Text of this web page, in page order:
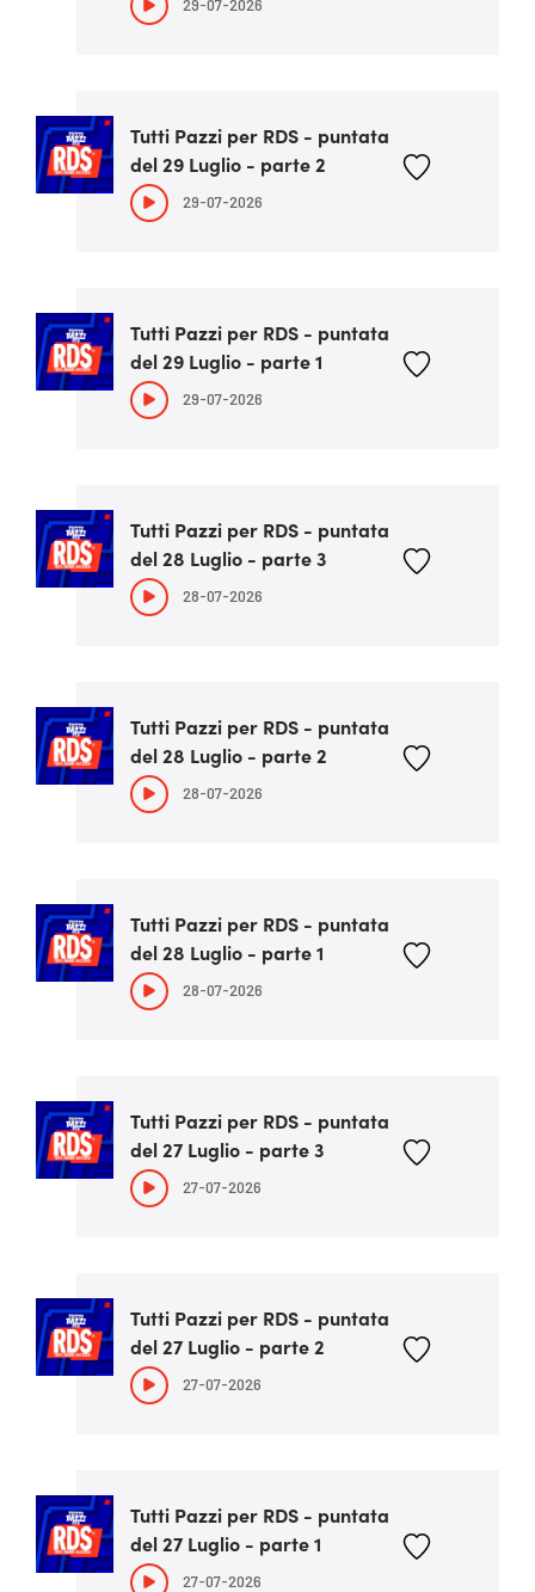
29-07-2026
Tutti Pazzi per RDS - puntata
del 29 Luglio - parte 2
29-07-2026
Tutti Pazzi per RDS - puntata
del 29 Luglio - parte 1
29-07-2026
Tutti Pazzi per RDS - puntata
del 28 Luglio - parte 3
28-07-2026
Tutti Pazzi per RDS - puntata
del 28 Luglio - parte 2
28-07-2026
Tutti Pazzi per RDS - puntata
del 28 Luglio - parte 1
28-07-2026
Tutti Pazzi per RDS - puntata
del 27 Luglio - parte 3
27-07-2026
Tutti Pazzi per RDS - puntata
del 27 Luglio - parte 2
27-07-2026
Tutti Pazzi per RDS - puntata
del 27 Luglio - parte 1
27-07-2026